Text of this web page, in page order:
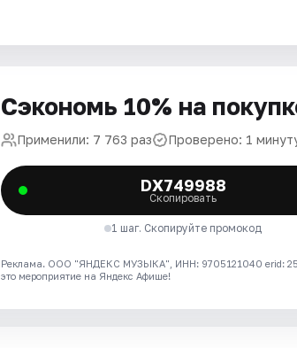
Сэкономь 10% на
Применили: 7 763 раз Проверено: 1
DX749988
Скопировать
1 шаг. Скопируйте промокод
Реклама. ООО "ЯНДЕКС МУЗЫКА", ИНН: 9705121040 erid:
это мероприятие на Яндекс Афише!